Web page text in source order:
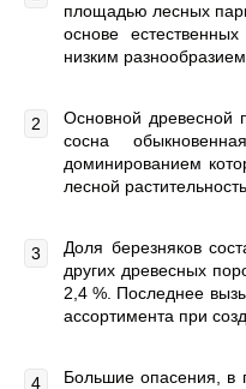
площадью лесных
основе
низким
Основной древесной
сосна
доминированием
лесной
Доля березняков
других древесных
2,4 %. Последнее
ассортимента при
Большие опасения, в